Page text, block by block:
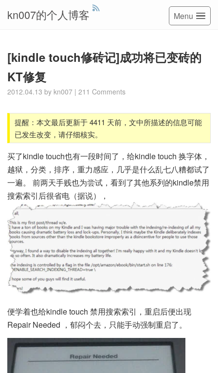
kn007的个人博客 Menu
[kindle touch修砖记]成功将已变砖的
KT修复
2012.04.13 by kn007 | 211 Comments
提醒：本文最后更新于 4411 天前，文中所描述的信息可能
已发生改变，请仔细核实。
买了kindle touch也有一段时间了，给kindle touch 换字体，
越狱，分类，排序，重力感应，几乎是什么乱七八糟都试了
一遍。 前两天手贱也为尝试，看到了其他系列的kindle禁用
搜索索引后很省电（据说），
便学着也给kindle touch 禁用搜索索引，重启后便出现
Repair Needed ，郁闷个去，只能手动强制重启了。